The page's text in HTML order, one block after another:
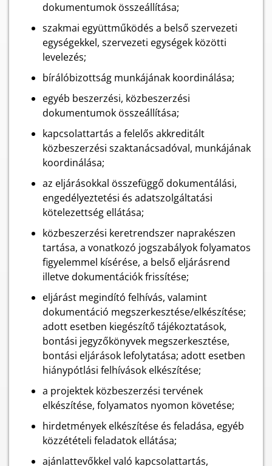
dokumentumok összeállítása;
szakmai együttműködés a belső szervezeti
egységekkel, szervezeti egységek közötti
levelezés;
bírálóbizottság munkájának koordinálása;
egyéb beszerzési, közbeszerzési
dokumentumok összeállítása;
kapcsolattartás a felelős akkreditált
közbeszerzési szaktanácsadóval, munkájának
koordinálása;
az eljárásokkal összefüggő dokumentálási,
engedélyeztetési és adatszolgáltatási
kötelezettség ellátása;
közbeszerzési keretrendszer naprakészen
tartása, a vonatkozó jogszabályok folyamatos
figyelemmel kísérése, a belső eljárásrend
illetve dokumentációk frissítése;
eljárást megindító felhívás, valamint
dokumentáció megszerkesztése/elkészítése;
adott esetben kiegészítő tájékoztatások,
bontási jegyzőkönyvek megszerkesztése,
bontási eljárások lefolytatása; adott esetben
hiánypótlási felhívások elkészítése;
a projektek közbeszerzési tervének
elkészítése, folyamatos nyomon követése;
hirdetmények elkészítése és feladása, egyéb
közzétételi feladatok ellátása;
ajánlattevőkkel való kapcsolattartás,